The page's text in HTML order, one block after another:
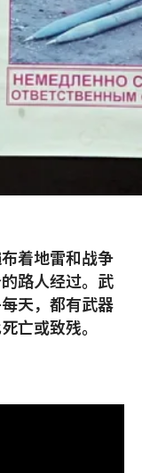
着地雷和战争
路人经过。武
天，都有武器
亡或致残。